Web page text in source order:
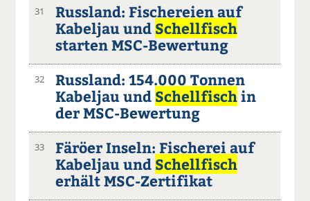
31
Russland: Fischereien auf
Kabeljau und Schellfisch
starten MSC-Bewertung
32
Russland: 154.000 Tonnen
Kabeljau und Schellfischin
der MSC-Bewertung
33
Färöer Inseln: Fischerei auf
Kabeljau und Schellfisch
erhält MSC-Zertifikat